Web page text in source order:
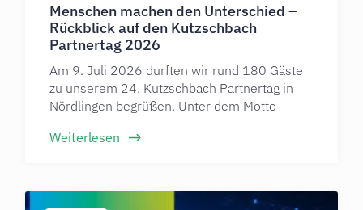
Menschen machen den Unterschied –
Rückblick auf den Kutzschbach
Partnertag 2026
Am 9. Juli 2026 durften wir rund 180 Gäste
zu unserem 24. Kutzschbach Partnertag in
Nördlingen begrüßen. Unter dem Motto
Weiterlesen